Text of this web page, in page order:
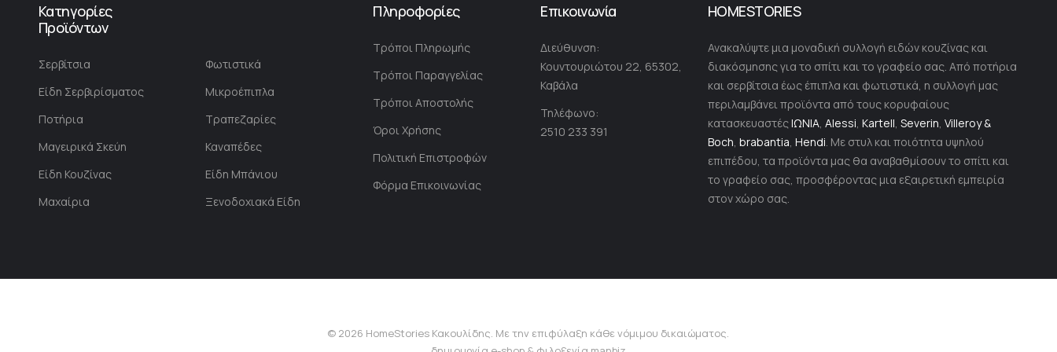
τ
Ε
ν
μ
ε
τ
ε
ί
Κατηγορίες
Προϊόντων
Σερβίτσια
Είδη Σερβιρίσματος
Ποτήρια
Μαγειρικά Σκεύη
Είδη Κουζίνας
Μαχαίρια
Φωτιστικά
Μικροέπιπλα
Τραπεζαρίες
Καναπέδες
Είδη Μπάνιου
Ξενοδοχιακά Είδη
Πληροφορίες
Τρόποι Πληρωμής
Τρόποι Παραγγελίας
Τρόποι Αποστολής
Όροι Χρήσης
Πολιτική Επιστροφών
Φόρμα Επικοινωνίας
Επικοινωνία
Διεύθυνση:
Κουντουριώτου 22, 65302,
Καβάλα
Τηλέφωνο:
2510 233 391
HOMESTORIES
Ανακαλύψτε μια μοναδική συλλογή ειδών κουζίνας και
διακόσμησης για το σπίτι και το γραφείο σας. Από ποτήρια
και σερβίτσια έως έπιπλα και φωτιστικά, η συλλογή μας
περιλαμβάνει προϊόντα από τους κορυφαίους
κατασκευαστέςΙΩΝΙΑ, Alessi, Kartell, Severin, Villeroy &
Boch, brabantia, Hendi. Με στυλ και ποιότητα υψηλού
επιπέδου, τα προϊόντα μας θα αναβαθμίσουν το σπίτι και
το γραφείο σας, προσφέροντας μια εξαιρετική εμπειρία
στον χώρο σας.
© 2026 HomeStories Κακουλίδης. Με την επιφύλαξη κάθε νόμιμου δικαιώματος.